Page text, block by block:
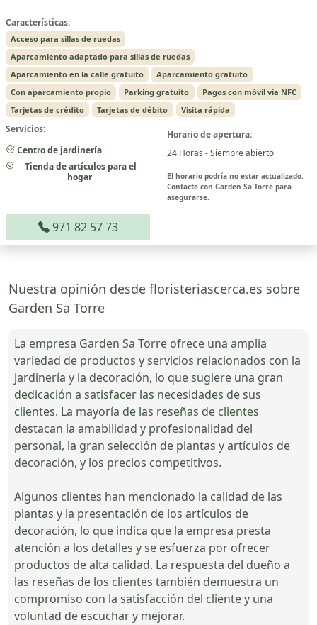
Características:
Acceso para sillas de ruedas
Aparcamiento adaptado para sillas de ruedas
Aparcamiento en la calle gratuito
Aparcamiento gratuito
Con aparcamiento propio
Parking gratuito
Pagos con móvil vía NFC
Tarjetas de crédito
Tarjetas de débito Visita rápida
Servicios:
Centro de jardinería
Tienda de artículos para el
hogar
Horario de apertura:
24 Horas - Siempre abierto
El horario podría no estar actualizado.
Contacte con Garden Sa Torre para
asegurarse.
971 82 57 73
Nuestra opinión desde floristeriascerca.es sobre
Garden Sa Torre
La empresa Garden Sa Torre ofrece una amplia
variedad de productos y servicios relacionados con la
jardinería y la decoración, lo que sugiere una gran
dedicación a satisfacer las necesidades de sus
clientes. La mayoría de las reseñas de clientes
destacan la amabilidad y profesionalidad del
personal, la gran selección de plantas y artículos de
decoración, y los precios competitivos.
Algunos clientes han mencionado la calidad de las
plantas y la presentación de los artículos de
decoración, lo que indica que la empresa presta
atención a los detalles y se esfuerza por ofrecer
productos de alta calidad. La respuesta del dueño a
las reseñas de los clientes también demuestra un
compromiso con la satisfacción del cliente y una
voluntad de escuchar y mejorar.